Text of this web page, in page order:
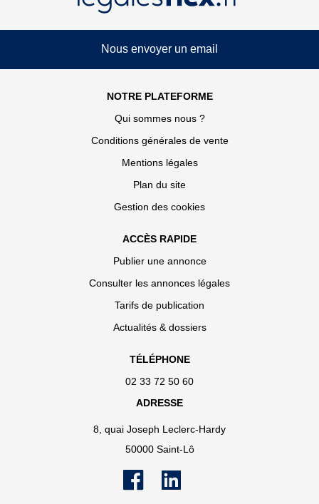
Nous envoyer un email
NOTRE PLATEFORME
Qui sommes nous ?
Conditions générales de vente
Mentions légales
Plan du site
Gestion des cookies
ACCÈS RAPIDE
Publier une annonce
Consulter les annonces légales
Tarifs de publication
Actualités & dossiers
TÉLÉPHONE
02 33 72 50 60
ADRESSE
8, quai Joseph Leclerc-Hardy
50000 Saint-Lô